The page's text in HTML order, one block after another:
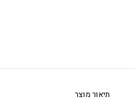
תיאור מוצר